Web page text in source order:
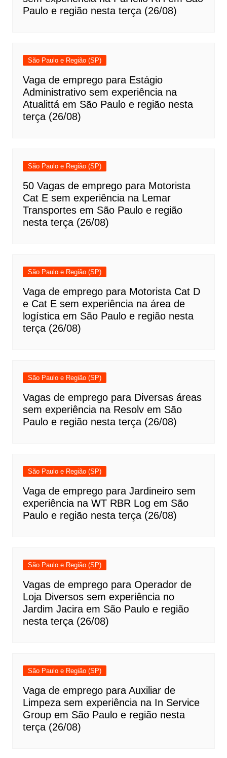
Paulo e região nesta terça (26/08)
São Paulo e Região (SP)
Vaga de emprego para Estágio
Administrativo sem experiência na
Atualittá em São Paulo e região nesta
terça (26/08)
São Paulo e Região (SP)
50 Vagas de emprego para Motorista
Cat E sem experiência na Lemar
Transportes em São Paulo e região
nesta terça (26/08)
São Paulo e Região (SP)
Vaga de emprego para Motorista Cat D
e Cat E sem experiência na área de
logística em São Paulo e região nesta
terça (26/08)
São Paulo e Região (SP)
Vagas de emprego para Diversas áreas
sem experiência na Resolv em São
Paulo e região nesta terça (26/08)
São Paulo e Região (SP)
Vaga de emprego para Jardineiro sem
experiência na WT RBR Log em São
Paulo e região nesta terça (26/08)
São Paulo e Região (SP)
Vagas de emprego para Operador de
Loja Diversos sem experiência no
Jardim Jacira em São Paulo e região
nesta terça (26/08)
São Paulo e Região (SP)
Vaga de emprego para Auxiliar de
Limpeza sem experiência na In Service
Group em São Paulo e região nesta
terça (26/08)